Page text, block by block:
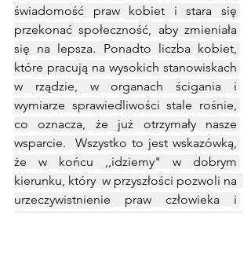
świadomość praw kobiet i stara się
przekonać społeczność, aby zmieniała
się na lepsza. Ponadto liczba kobiet,
które pracują na wysokich stanowiskach
w rządzie, w organach ścigania i
wymiarze sprawiedliwości stale rośnie,
co oznacza, że już otrzymały nasze
wsparcie.  Wszystko to jest wskazówką,
że w końcu ,,idziemy" w dobrym
kierunku, który  w przyszłości pozwoli na
urzeczywistnienie praw człowieka i